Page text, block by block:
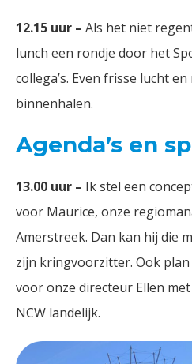
12.15 uur – Als het niet
lunch een rondje door het
collega’s. Even frisse lucht
binnenhalen.
Agenda’s en
13.00 uur – Ik stel een
voor Maurice, onze
Amerstreek. Dan kan hij die
zijn kringvoorzitter. Ook
voor onze directeur Ellen met
NCW landelijk.